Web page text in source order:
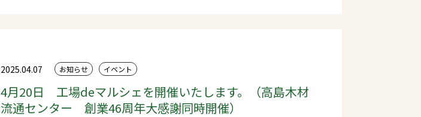
ループは地域密着でお客様に喜んでいただけるような会社であり続けて
まいります。どうぞよろしくお願いいたします。
2025.04.07 お知らせ イベント
4月20日 工場deマルシェを開催いたします。（高島木材
流通センター 創業46周年大感謝同時開催）